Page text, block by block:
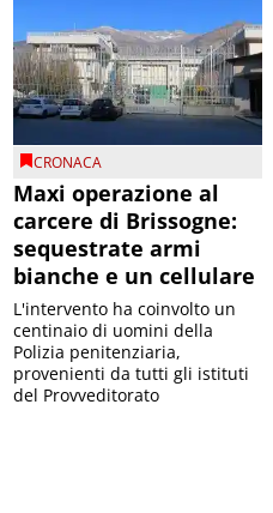
CRONACA
Maxi operazione al
carcere di Brissogne:
sequestrate armi
bianche e un cellulare
L'intervento ha coinvolto un
centinaio di uomini della
Polizia penitenziaria,
provenienti da tutti gli istituti
del Provveditorato